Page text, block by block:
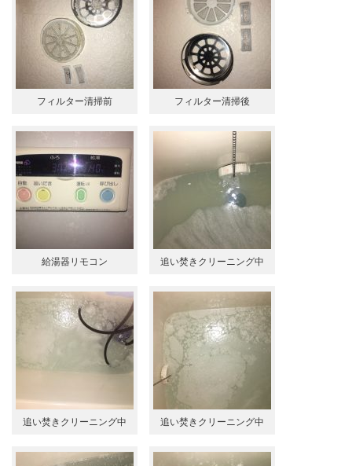
フィルター清掃前 フィルター清掃後
給湯器リモコン 追い焚きクリーニング中
追い焚きクリーニング中 追い焚きクリーニング中